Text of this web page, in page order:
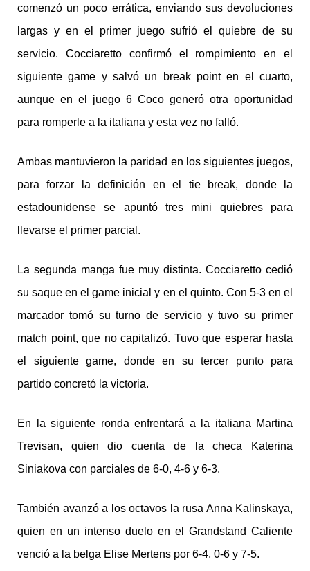
comenzó un poco errática, enviando sus devoluciones
largas y en el primer juego sufrió el quiebre de su
servicio. Cocciaretto confirmó el rompimiento en el
siguiente game y salvó un break point en el cuarto,
aunque en el juego 6 Coco generó otra oportunidad
para romperle a la italiana y esta vez no falló.
Ambas mantuvieron la paridad en los siguientes juegos,
para forzar la definición en el tie break, donde la
estadounidense se apuntó tres mini quiebres para
llevarse el primer parcial.
La segunda manga fue muy distinta. Cocciaretto cedió
su saque en el game inicial y en el quinto. Con 5-3 en el
marcador tomó su turno de servicio y tuvo su primer
match point, que no capitalizó. Tuvo que esperar hasta
el siguiente game, donde en su tercer punto para
partido concretó la victoria.
En la siguiente ronda enfrentará a la italiana Martina
Trevisan, quien dio cuenta de la checa Katerina
Siniakova con parciales de 6-0, 4-6 y 6-3.
También avanzó a los octavos la rusa Anna Kalinskaya,
quien en un intenso duelo en el Grandstand Caliente
venció a la belga Elise Mertens por 6-4, 0-6 y 7-5.